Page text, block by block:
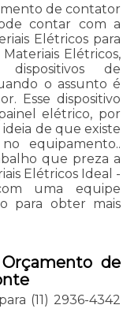
de contator
contar com a
Elétricos para
Elétricos,
de
o assunto é
Esse dispositivo
elétrico, por
ideia de que existe
equipamento..
que preza a
Elétricos Ideal -
uma equipe
para obter mais
de
(11) 2936-4342